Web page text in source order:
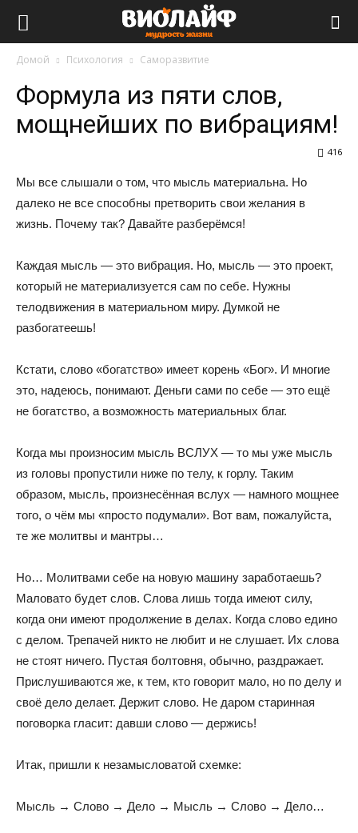
Домой Психология Саморазвитие
Формула из пяти слов,
мощнейших по вибрациям!
416
Мы все слышали о том, что мысль материальна. Но
далеко не все способны претворить свои желания в
жизнь. Почему так? Давайте разберёмся!
Каждая мысль — это вибрация. Но, мысль — это проект,
который не материализуется сам по себе. Нужны
телодвижения в материальном миру. Думкой не
разбогатеешь!
Кстати, слово «богатство» имеет корень «Бог». И многие
это, надеюсь, понимают. Деньги сами по себе — это ещё
не богатство, а возможность материальных благ.
Когда мы произносим мысль ВСЛУХ — то мы уже мысль
из головы пропустили ниже по телу, к горлу. Таким
образом, мысль, произнесённая вслух — намного мощнее
того, о чём мы «просто подумали». Вот вам, пожалуйста,
те же молитвы и мантры…
Но… Молитвами себе на новую машину заработаешь?
Маловато будет слов. Слова лишь тогда имеют силу,
когда они имеют продолжение в делах. Когда слово едино
с делом. Трепачей никто не любит и не слушает. Их слова
не стоят ничего. Пустая болтовня, обычно, раздражает.
Прислушиваются же, к тем, кто говорит мало, но по делу и
своё дело делает. Держит слово. Не даром старинная
поговорка гласит: давши слово — держись!
Итак, пришли к незамысловатой схемке:
Мысль → Слово → Дело → Мысль → Слово → Дело…